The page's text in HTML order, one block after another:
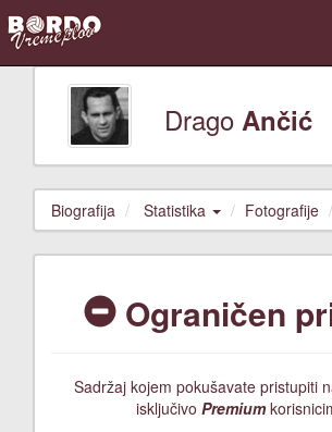
Drago Ančić
Biografija Statistika Fotografije
Ograničen
Sadržaj kojem pokušavate pristupiti
isključivo Premium